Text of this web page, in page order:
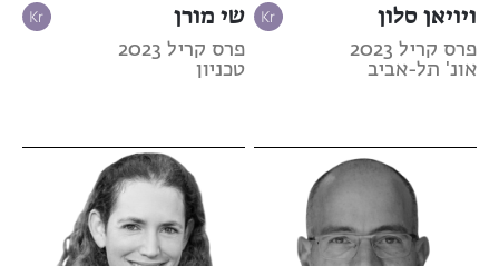
ויויאן סלון
פרס קריל 2023
אונ' תל-אביב
שי מורן
פרס קריל 2023
טכניון